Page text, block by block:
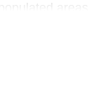
areas
The quiet
with only
noise